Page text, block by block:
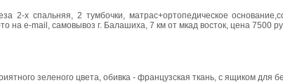
2-х спальняя, 2 тумбочки, матрас+ортопедическое
на e-mail, самовывоз г. Балашиха, 7 км от мкад восток, цена 7500
зеленого цвета, обивка - французская ткань, с ящиком